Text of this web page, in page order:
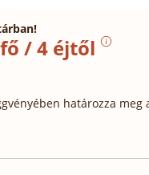
/ 4 éjtől
határozza